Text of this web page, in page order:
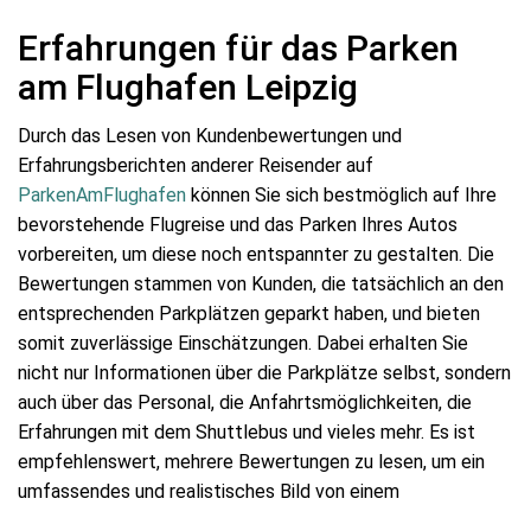
Erfahrungen für das Parken
am Flughafen Leipzig
Durch das Lesen von Kundenbewertungen und
Erfahrungsberichten anderer Reisender auf
ParkenAmFlughafen können Sie sich bestmöglich auf Ihre
bevorstehende Flugreise und das Parken Ihres Autos
vorbereiten, um diese noch entspannter zu gestalten. Die
Bewertungen stammen von Kunden, die tatsächlich an den
entsprechenden Parkplätzen geparkt haben, und bieten
somit zuverlässige Einschätzungen. Dabei erhalten Sie
nicht nur Informationen über die Parkplätze selbst, sondern
auch über das Personal, die Anfahrtsmöglichkeiten, die
Erfahrungen mit dem Shuttlebus und vieles mehr. Es ist
empfehlenswert, mehrere Bewertungen zu lesen, um ein
umfassendes und realistisches Bild von einem